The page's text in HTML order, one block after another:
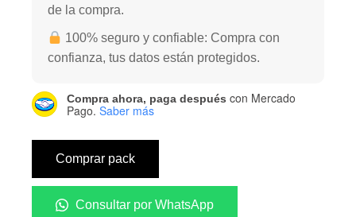
de la compra.
100% seguro y confiable: Compra con
confianza, tus datos están protegidos.
Compra ahora, paga después con Mercado
Pago. Saber más
Comprar pack
Consultar por WhatsApp